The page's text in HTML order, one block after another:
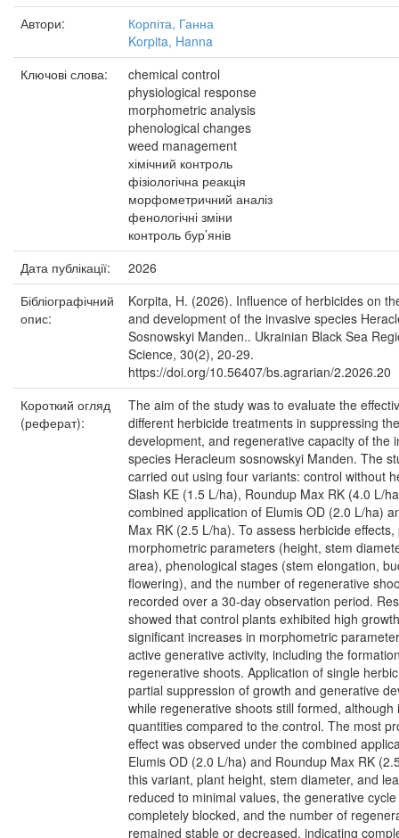
Автори:
Корпіта, Ганна
Korpita, Hanna
Ключові слова:
chemical control
physiological response
morphometric analysis
phenological changes
weed management
хімічний контроль
фізіологічна реакція
морфометричний аналіз
фенологічні зміни
контроль бур’янів
Дата публікації:
2026
Бібліографічний
опис:
Korpita, H. (2026). Influence of herbicides on
and development of the invasive species
Sosnowskyi Manden.. Ukrainian Black Sea
Science, 30(2), 20-29.
https://doi.org/10.56407/bs.agrarian/2.2026.20
Короткий огляд
(реферат):
The aim of the study was to evaluate the
different herbicide treatments in suppressing
development, and regenerative capacity of the
species Heracleum sosnowskyi Manden. The
carried out using four variants: control without
Slash KE (1.5 L/ha), Roundup Max RK (4.0 L/
combined application of Elumis OD (2.0 L/ha)
Max RK (2.5 L/ha). To assess herbicide effects,
morphometric parameters (height, stem
area), phenological stages (stem elongation,
flowering), and the number of regenerative
recorded over a 30-day observation period.
showed that control plants exhibited high
significant increases in morphometric
active generative activity, including the
regenerative shoots. Application of single
partial suppression of growth and generative
while regenerative shoots still formed, although
quantities compared to the control. The most
effect was observed under the combined
Elumis OD (2.0 L/ha) and Roundup Max RK
this variant, plant height, stem diameter, and
reduced to minimal values, the generative
completely blocked, and the number of
remained stable or decreased, indicating